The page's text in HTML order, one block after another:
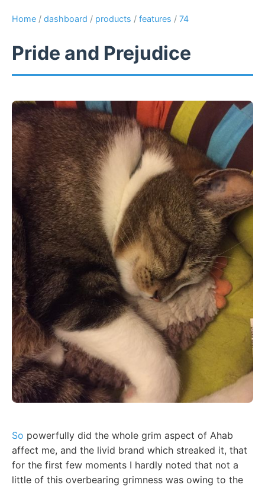
Home / dashboard / products / features / 74
Pride and Prejudice
So powerfully did the whole grim aspect of Ahab
affect me, and the livid brand which streaked it, that
for the first few moments I hardly noted that not a
little of this overbearing grimness was owing to the